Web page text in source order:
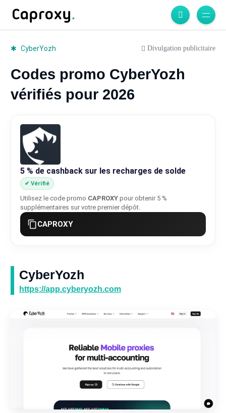
CyberYozh Divulgation publicitaire
Codes promo CyberYozh
vérifiés pour 2026
5 % de cashback sur les recharges de solde
✔ Vérifié
Utilisez le code promo CAPROXYpour obtenir 5 %
supplémentaires sur votre premier dépôt.
CAPROXY
CyberYozh
https://app.cyberyozh.com